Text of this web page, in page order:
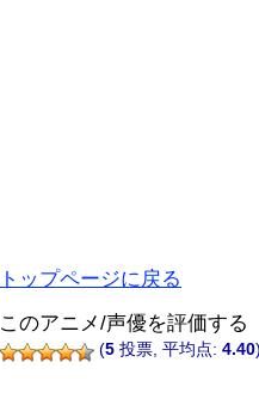
トップページに戻る
このアニメ/声優を評価する
(5 投票, 平均点: 4.40